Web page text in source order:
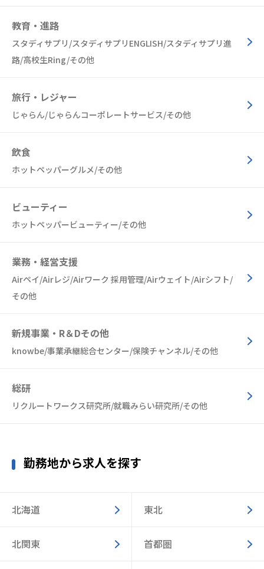
教育・進路
スタディサプリ/スタディサプリENGLISH/スタディサプリ進
路/高校生Ring/その他
旅行・レジャー
じゃらん/じゃらんコーポレートサービス/その他
飲食
ホットペッパーグルメ/その他
ビューティー
ホットペッパービューティー/その他
業務・経営支援
Airペイ/Airレジ/Airワーク 採用管理/Airウェイト/Airシフト/
その他
新規事業・R＆Dその他
knowbe/事業承継総合センター/保険チャンネル/その他
総研
リクルートワークス研究所/就職みらい研究所/その他
勤務地から求人を探す
北海道 東北
北関東 首都圏